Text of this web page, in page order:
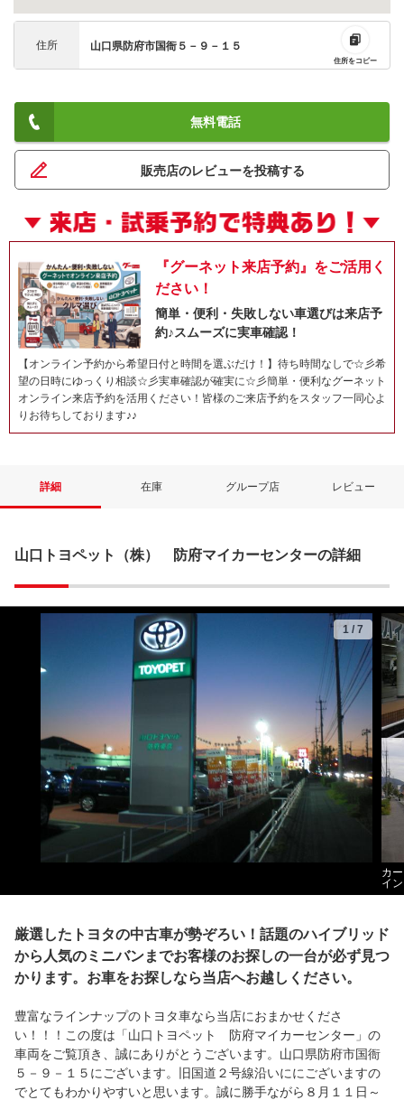
住所 山口県防府市国衙５－９－１５
住所をコピー
無料電話
販売店のレビューを投稿する
『グーネット来店予約』をご活用く
ださい！
簡単・便利・失敗しない車選びは来店予
約♪スムーズに実車確認！
【オンライン予約から希望日付と時間を選ぶだけ！】待ち時間なしで☆彡希
望の日時にゆっくり相談☆彡実車確認が確実に☆彡簡単・便利なグーネット
オンライン来店予約を活用ください！皆様のご来店予約をスタッフ一同心よ
りお待ちしております♪♪
詳細 在庫 グループ店 レビュー
山口トヨペット（株） 防府マイカーセンターの詳細
1 / 7
カ
イ
厳選したトヨタの中古車が勢ぞろい！話題のハイブリッド
から人気のミニバンまでお客様のお探しの一台が必ず見つ
かります。お車をお探しなら当店へお越しください。
豊富なラインナップのトヨタ車なら当店におまかせくださ
い！！！この度は「山口トヨペット 防府マイカーセンター」の
車両をご覧頂き、誠にありがとうございます。山口県防府市国衙
５－９－１５にございます。旧国道２号線沿いににございますの
でとてもわかりやすいと思います。誠に勝手ながら８月１１日～